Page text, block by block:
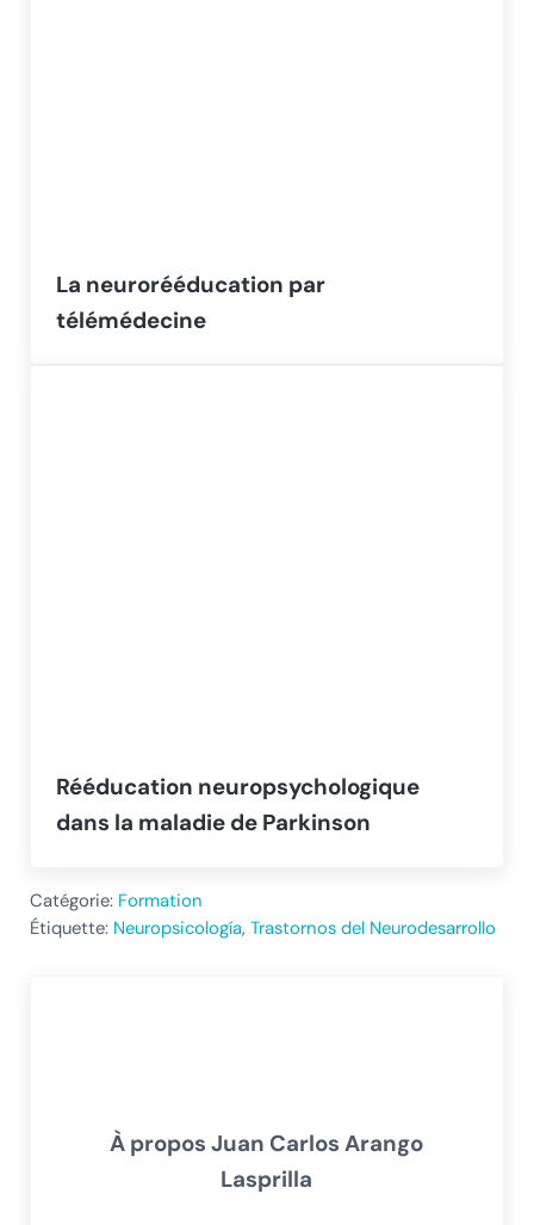
La neurorééducation par
télémédecine
Rééducation neuropsychologique
dans la maladie de Parkinson
Catégorie: Formation
Étiquette: Neuropsicología, Trastornos del Neurodesarrollo
À proposJuan Carlos Arango
Lasprilla